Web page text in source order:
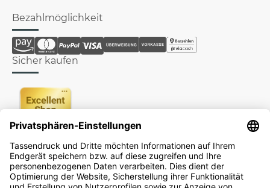
Bezahlmöglichkeit
Sicher kaufen